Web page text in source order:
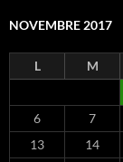
NOVEMBRE 2017
L M
6
7
13
14